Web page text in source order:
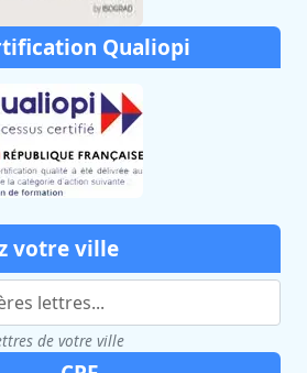
Qualiopi
votre ville
de votre ville